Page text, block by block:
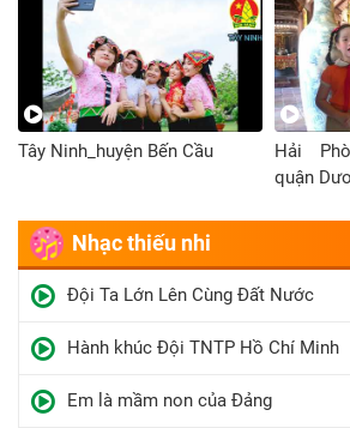
Tây Ninh_huyện Bến Cầu
Hải
quận
Nhạc thiếu nhi
Đội Ta Lớn Lên Cùng Đất Nước
Hành khúc Đội TNTP Hồ Chí Minh
Em là mầm non của Đảng